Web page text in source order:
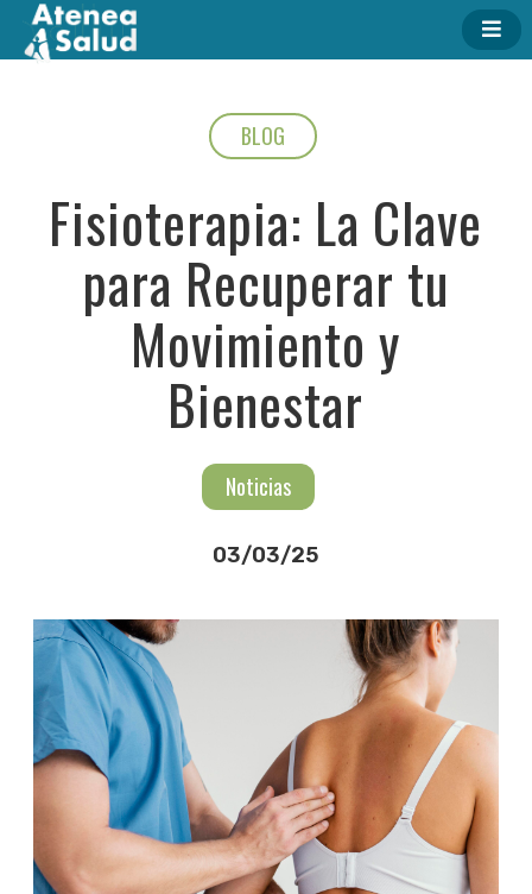
BLOG
Fisioterapia: La Clave
para Recuperar tu
Movimiento y
Bienestar
Noticias
03/03/25